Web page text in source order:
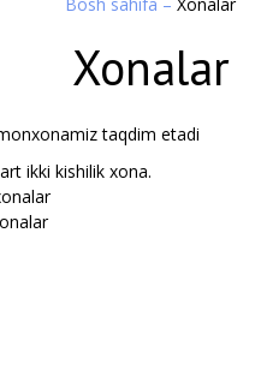
Xonalar
taqdim etadi
ikki kishilik xona.